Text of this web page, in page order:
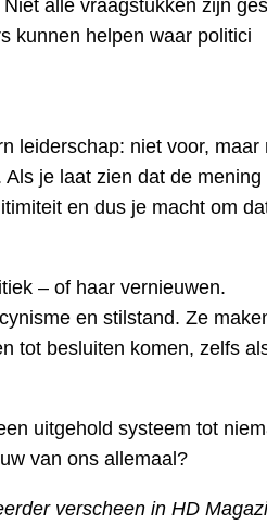
alle vraagstukken zijn
kunnen helpen waar politici
leiderschap: niet voor, maar
je laat zien dat de mening
en dus je macht om
– of haar vernieuwen.
en stilstand. Ze
tot besluiten komen, zelfs
uitgehold systeem tot
van ons allemaal?
verscheen in HD